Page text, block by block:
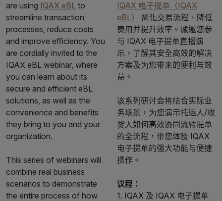
are using IQAX eBL to
streamline transaction
processes, reduce costs
and improve efficiency. You
are cordially invited to the
IQAX eBL webinar, where
you can learn about its
secure and efficient eBL
solutions, as well as the
convenience and benefits
they bring to you and your
organization.
This series of webinars will
combine real business
scenarios to demonstrate
the entire process of how
IQAX 电子提单（IQAX
eBL）
简化交易流程、降低
费用并提升效率。诚邀您参
与 IQAX 电子提单直播演
示，了解其安全高效的解决
方案及为您带来的便利与效
益。
该系列研讨会将结合实际业
务场景，为您演示托运人/收
货人如何高效协同流转提单
的全流程，带您体验 IQAX
电子提单的强大功能与便捷
操作。
议程：
1. IQAX 及 IQAX 电子提单